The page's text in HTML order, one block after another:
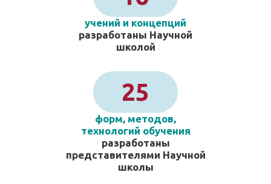
учений и концепций
разработаны Научной
школой
25
форм, методов,
технологий обучения
разработаны
представителями Научной
школы